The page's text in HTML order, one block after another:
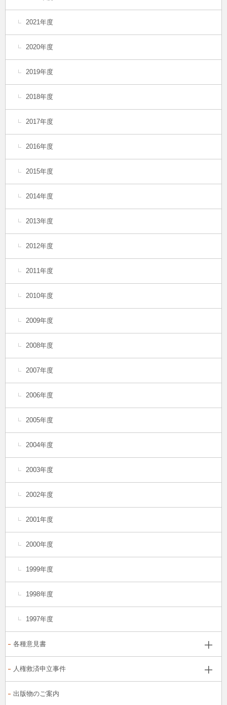
2021年度
2020年度
2019年度
2018年度
2017年度
2016年度
2015年度
2014年度
2013年度
2012年度
2011年度
2010年度
2009年度
2008年度
2007年度
2006年度
2005年度
2004年度
2003年度
2002年度
2001年度
2000年度
1999年度
1998年度
1997年度
各種意見書
人権救済申立事件
出版物のご案内